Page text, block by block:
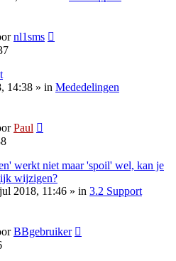
nl1sms
14:38 » in Mededelingen
Paul
werkt niet maar 'spoil' wel, kan je
wijzigen?
2018, 11:46 » in 3.2 Support
BBgebruiker